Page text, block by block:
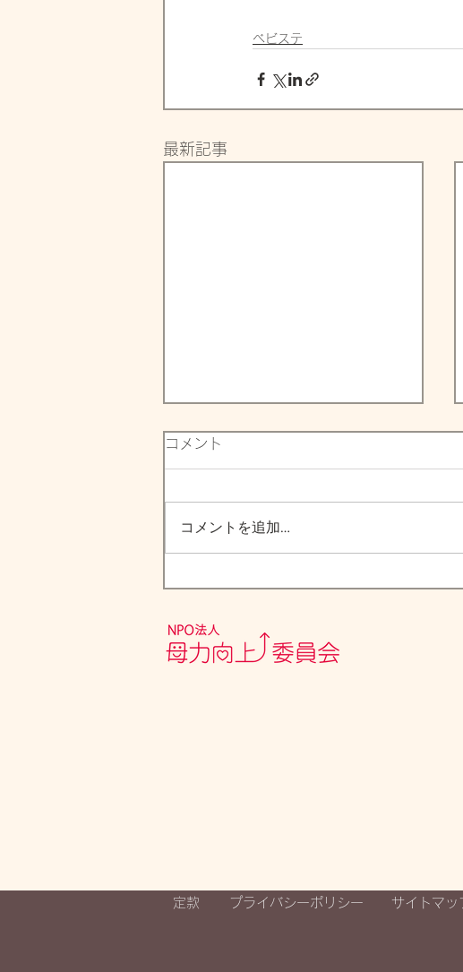
ベビステ
最新記事
母力向上委員会も応援しま
版プロジェクト子育てママが
コメント
コメントを追加…
定款 プライバシーポリシー サイトマッ